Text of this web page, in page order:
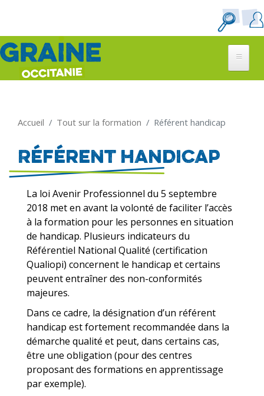
contenu
Accueil Tout sur la formation Référent handicap
Référent handicap
La loi Avenir Professionnel du 5 septembre
2018 met en avant la volonté de faciliter l’accès
à la formation pour les personnes en situation
de handicap. Plusieurs indicateurs du
Référentiel National Qualité (certification
Qualiopi) concernent le handicap et certains
peuvent entraîner des non-conformités
majeures.
Dans ce cadre, la désignation d’un référent
handicap est fortement recommandée dans la
démarche qualité et peut, dans certains cas,
être une obligation (pour des centres
proposant des formations en apprentissage
par exemple).